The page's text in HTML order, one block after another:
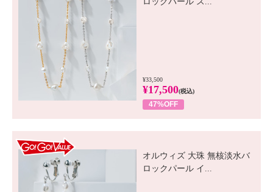
¥33,500
¥17,500(税込)
47%OFF
オルウィズ 大珠 無核淡水バ
ロックパール イ...